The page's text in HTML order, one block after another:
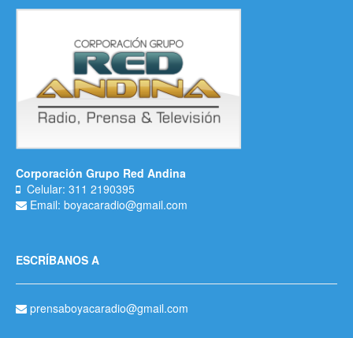
Corporación Grupo Red Andina
Celular: 311 2190395
Email: boyacaradio@gmail.com
ESCRÍBANOS A
prensaboyacaradio@gmail.com